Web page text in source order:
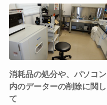
消耗品の処分や、パソコン
内のデーターの削除に関し
て